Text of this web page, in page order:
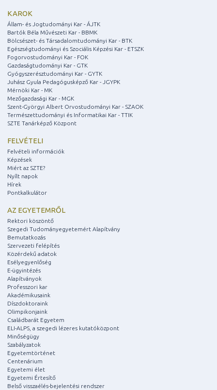
KAROK
Állam- és Jogtudományi Kar - ÁJTK
Bartók Béla Művészeti Kar - BBMK
Bölcsészet- és Társadalomtudományi Kar - BTK
Egészségtudományi és Szociális Képzési Kar - ETSZK
Fogorvostudományi Kar - FOK
Gazdaságtudományi Kar - GTK
Gyógyszerésztudományi Kar - GYTK
Juhász Gyula Pedagógusképző Kar - JGYPK
Mérnöki Kar - MK
Mezőgazdasági Kar - MGK
Szent-Györgyi Albert Orvostudományi Kar - SZAOK
Természettudományi és Informatikai Kar - TTIK
SZTE Tanárképző Központ
FELVÉTELI
Felvételi információk
Képzések
Miért az SZTE?
Nyílt napok
Hírek
Pontkalkulátor
AZ EGYETEMRŐL
Rektori köszöntő
Szegedi Tudományegyetemért Alapítvány
Bemutatkozás
Szervezeti felépítés
Közérdekű adatok
Esélyegyenlőség
E-ügyintézés
Alapítványok
Professzori kar
Akadémikusaink
Díszdoktoraink
Olimpikonjaink
Családbarát Egyetem
ELI-ALPS, a szegedi lézeres kutatóközpont
Minőségügy
Szabályzatok
Egyetemtörténet
Centenárium
Egyetemi élet
Egyetemi Értesítő
Belső visszaélés-bejelentési rendszer